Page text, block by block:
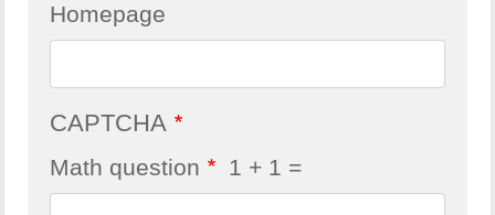
Homepage
CAPTCHA
Math question 1 + 1 =